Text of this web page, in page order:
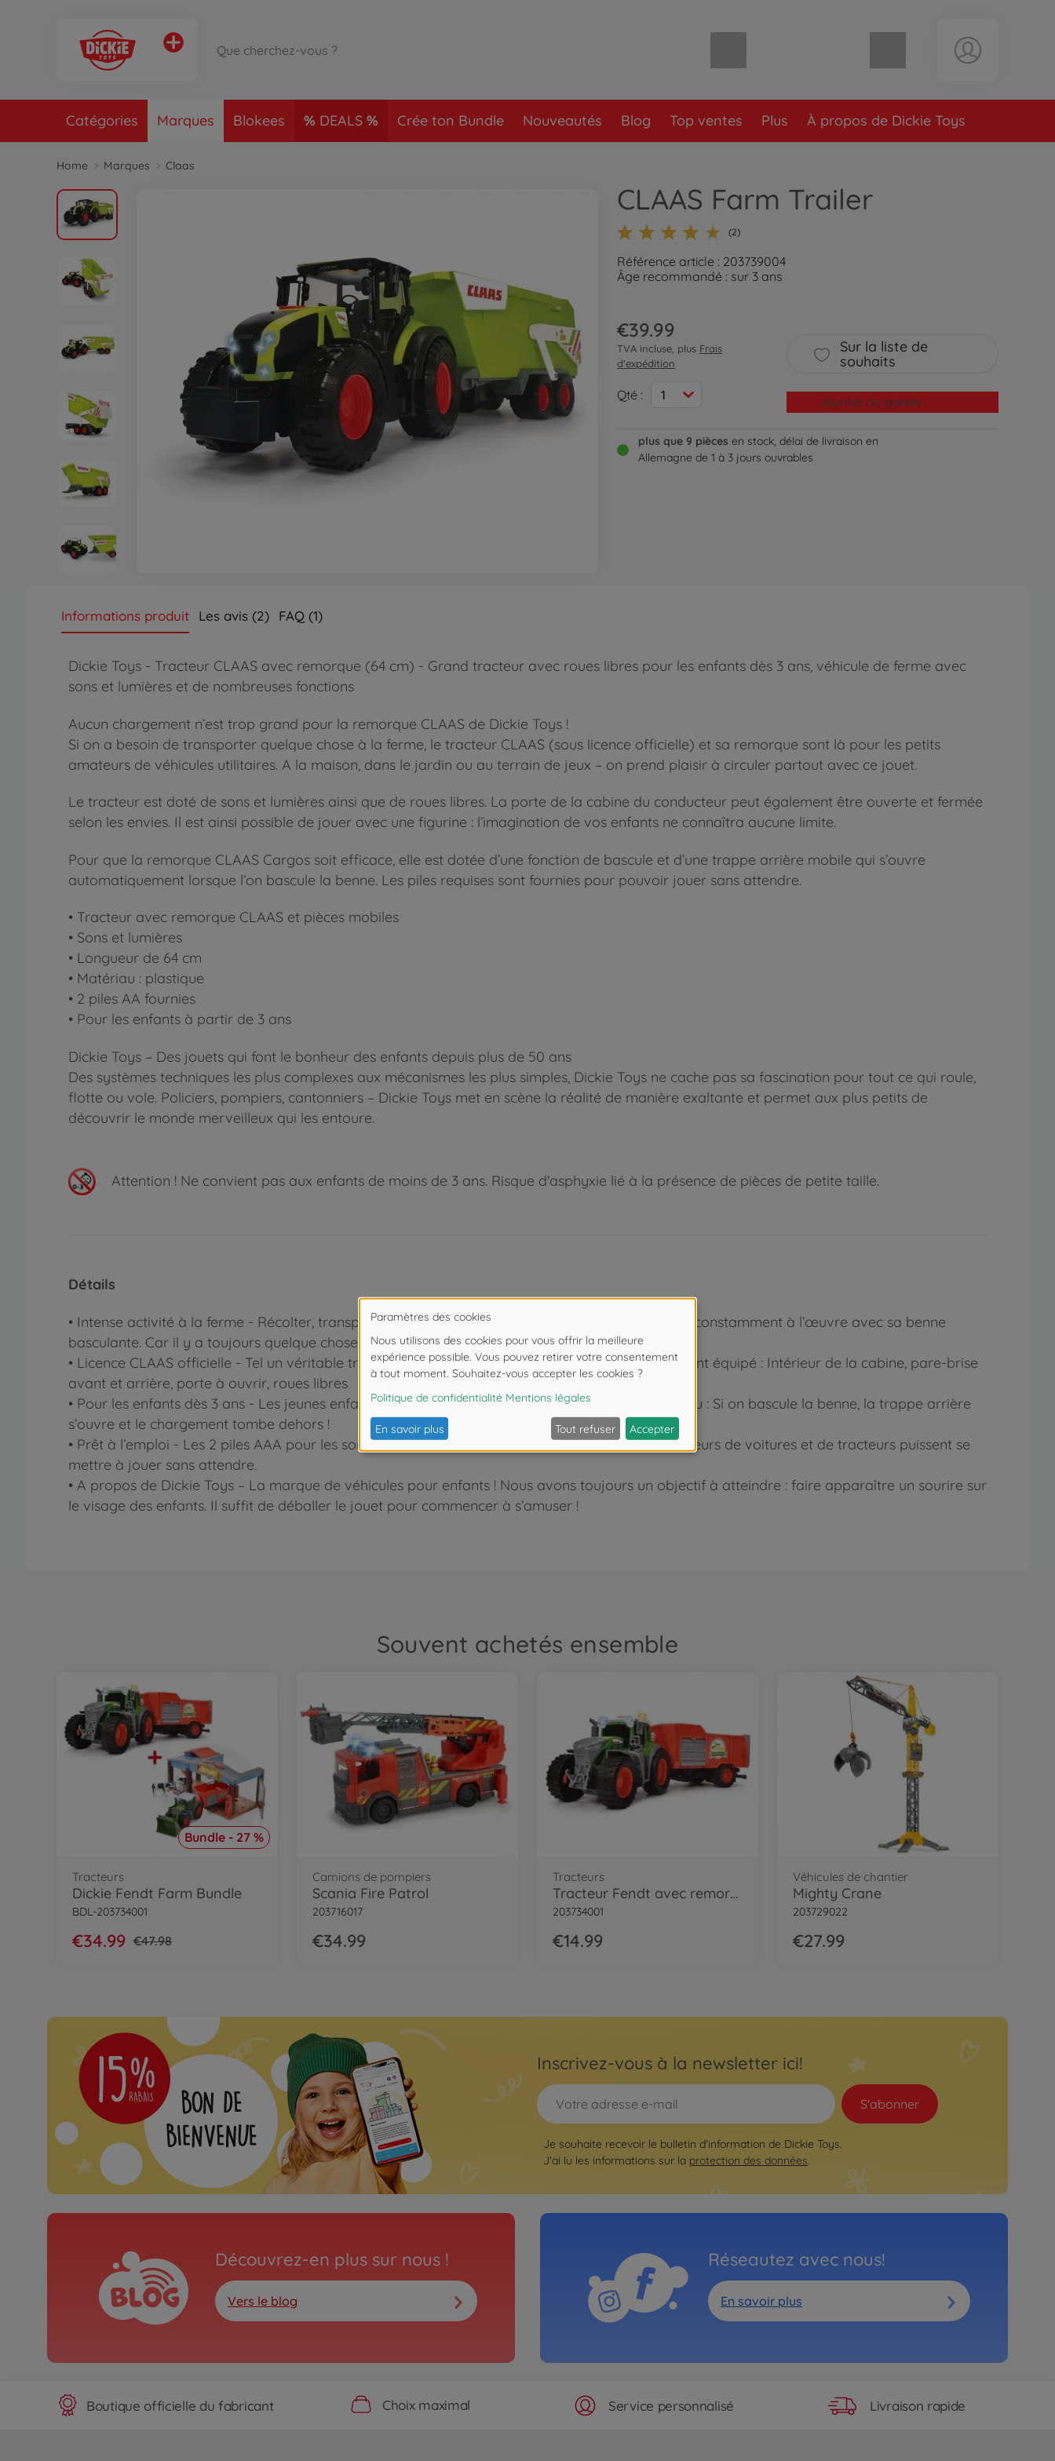
Catégories Marques Blokees DEALS Crée ton Bundle Nouveautés Blog Top ventes Plus À propos de Dickie Toys
Home Marques Claas
CLAAS Farm Trailer
(2)
Référence article : 203739004
Âge recommandé : sur 3 ans
€39.99
TVA incluse, plus Frais
d'expédition
Qté : 1
Sur la liste de
souhaits
Ajouter au panier
plus que 9 pièces en stock, délai de livraison en
Allemagne de 1 à 3 jours ouvrables
Informations produit Les avis (2) FAQ (1)
Dickie Toys - Tracteur CLAAS avec remorque (64 cm) - Grand tracteur avec roues libres pour les enfants dès 3 ans, véhicule de ferme avec
sons et lumières et de nombreuses fonctions
Aucun chargement n’est trop grand pour la remorque CLAAS de Dickie Toys !
Si on a besoin de transporter quelque chose à la ferme, le tracteur CLAAS (sous licence officielle) et sa remorque sont là pour les petits
amateurs de véhicules utilitaires. A la maison, dans le jardin ou au terrain de jeux – on prend plaisir à circuler partout avec ce jouet.
Le tracteur est doté de sons et lumières ainsi que de roues libres. La porte de la cabine du conducteur peut également être ouverte et fermée
selon les envies. Il est ainsi possible de jouer avec une figurine : l’imagination de vos enfants ne connaîtra aucune limite.
Pour que la remorque CLAAS Cargos soit efficace, elle est dotée d’une fonction de bascule et d’une trappe arrière mobile qui s’ouvre
automatiquement lorsque l’on bascule la benne. Les piles requises sont fournies pour pouvoir jouer sans attendre.
• Tracteur avec remorque CLAAS et pièces mobiles
• Sons et lumières
• Longueur de 64 cm
• Matériau : plastique
• 2 piles AA fournies
• Pour les enfants à partir de 3 ans
Dickie Toys – Des jouets qui font le bonheur des enfants depuis plus de 50 ans
Des systèmes techniques les plus complexes aux mécanismes les plus simples, Dickie Toys ne cache pas sa fascination pour tout ce qui roule,
flotte ou vole. Policiers, pompiers, cantonniers – Dickie Toys met en scène la réalité de manière exaltante et permet aux plus petits de
découvrir le monde merveilleux qui les entoure.
Attention ! Ne convient pas aux enfants de moins de 3 ans. Risque d'asphyxie lié à la présence de pièces de petite taille.
Détails
• Intense activité à la ferme - Récolter, transporter, décharger : Le grand tracteur Dickie Toys est constamment à l’œuvre avec sa benne
basculante. Car il y a toujours quelque chose à faire à la ferme !
• Licence CLAAS officielle - Tel un véritable tracteur CLAAS, ce tracteur pour enfant est entièrement équipé : Intérieur de la cabine, pare-brise
avant et arrière, porte à ouvrir, roues libres
• Pour les enfants dès 3 ans - Les jeunes enfants découvrent le monde en expérimentant par le jeu : Si on bascule la benne, la trappe arrière
s’ouvre et le chargement tombe dehors !
• Prêt à l’emploi - Les 2 piles AAA pour les sons et lumières sont fournies pour que les petits amateurs de voitures et de tracteurs puissent se
mettre à jouer sans attendre.
• A propos de Dickie Toys – La marque de véhicules pour enfants ! Nous avons toujours un objectif à atteindre : faire apparaître un sourire sur
le visage des enfants. Il suffit de déballer le jouet pour commencer à s’amuser !
Souvent achetés ensemble
Bundle - 27 %
Tracteurs
Dickie Fendt Farm Bundle
BDL-203734001
€34.99 €47.98
Camions de pompiers
Scania Fire Patrol
203716017
€34.99
Tracteurs
Tracteur Fendt avec remorque
203734001
€14.99
Véhicules de chantier
Mighty Crane
203729022
€27.99
Inscrivez-vous à la newsletter ici!
S'abonner
Je souhaite recevoir le bulletin d'information de Dickie Toys.
J'ai lu les informations sur la protection des données.
Découvrez-en plus sur nous !
Vers le blog
Réseautez avec nous!
En savoir plus
Boutique officielle du fabricant Choix maximal Service personnalisé Livraison rapide